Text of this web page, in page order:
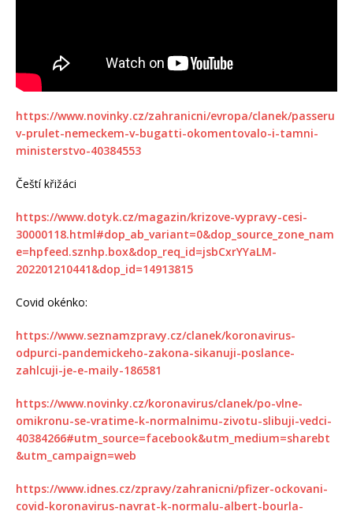
https://www.novinky.cz/zahranicni/evropa/clanek/passeru
v-prulet-nemeckem-v-bugatti-okomentovalo-i-tamni-
ministerstvo-40384553
Čeští křižáci
https://www.dotyk.cz/magazin/krizove-vypravy-cesi-
30000118.html#dop_ab_variant=0&dop_source_zone_nam
e=hpfeed.sznhp.box&dop_req_id=jsbCxrYYaLM-
202201210441&dop_id=14913815
Covid okénko:
https://www.seznamzpravy.cz/clanek/koronavirus-
odpurci-pandemickeho-zakona-sikanuji-poslance-
zahlcuji-je-e-maily-186581
https://www.novinky.cz/koronavirus/clanek/po-vlne-
omikronu-se-vratime-k-normalnimu-zivotu-slibuji-vedci-
40384266#utm_source=facebook&utm_medium=sharebt
&utm_campaign=web
https://www.idnes.cz/zpravy/zahranicni/pfizer-ockovani-
covid-koronavirus-navrat-k-normalu-albert-bourla-